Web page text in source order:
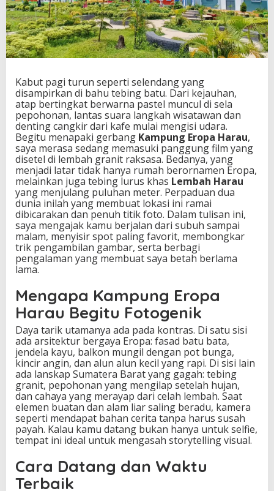
t
P
a
l
i
F
a
v
o
r
i
t
V
e
r
s
i
T
r
a
v
e
g
g
e
r
Kabut pagi turun seperti selendang yang
disampirkan di bahu tebing batu. Dari kejauhan,
atap bertingkat berwarna pastel muncul di sela
pepohonan, lantas suara langkah wisatawan dan
denting cangkir dari kafe mulai mengisi udara.
Begitu menapaki gerbang Kampung Eropa Harau,
saya merasa sedang memasuki panggung film yang
disetel di lembah granit raksasa. Bedanya, yang
menjadi latar tidak hanya rumah berornamen Eropa,
melainkan juga tebing lurus khas Lembah Harau
yang menjulang puluhan meter. Perpaduan dua
dunia inilah yang membuat lokasi ini ramai
dibicarakan dan penuh titik foto. Dalam tulisan ini,
saya mengajak kamu berjalan dari subuh sampai
malam, menyisir spot paling favorit, membongkar
trik pengambilan gambar, serta berbagi
pengalaman yang membuat saya betah berlama
lama.
Mengapa Kampung Eropa
Harau Begitu Fotogenik
Daya tarik utamanya ada pada kontras. Di satu sisi
ada arsitektur bergaya Eropa: fasad batu bata,
jendela kayu, balkon mungil dengan pot bunga,
kincir angin, dan alun alun kecil yang rapi. Di sisi lain
ada lanskap Sumatera Barat yang gagah: tebing
granit, pepohonan yang mengilap setelah hujan,
dan cahaya yang merayap dari celah lembah. Saat
elemen buatan dan alam liar saling beradu, kamera
seperti mendapat bahan cerita tanpa harus susah
payah. Kalau kamu datang bukan hanya untuk selfie,
tempat ini ideal untuk mengasah storytelling visual.
Cara Datang dan Waktu
Terbaik